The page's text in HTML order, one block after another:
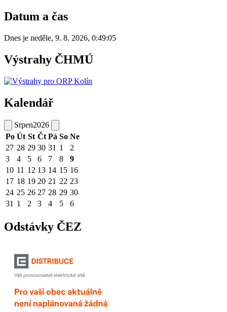
Datum a čas
Dnes je neděle, 9. 8. 2026, 0:49:05
Výstrahy ČHMÚ
Kalendář
Srpen2026
Po Út St Čt Pá So Ne
27 28 29 30 31 1
2
3
4 5 6 7 8
9
10 11 12 13 14 15 16
17 18 19 20 21 22 23
24 25 26 27 28 29 30
31 1 2 3 4 5 6
Odstávky ČEZ